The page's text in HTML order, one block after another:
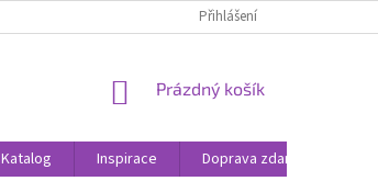
Přihlášení
NÁKUPNÍ
Prázdný košík
Katalog Inspirace Doprava zdarma